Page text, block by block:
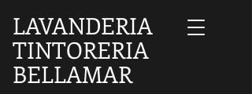
LAVANDERIA
TINTORERIA
BELLAMAR